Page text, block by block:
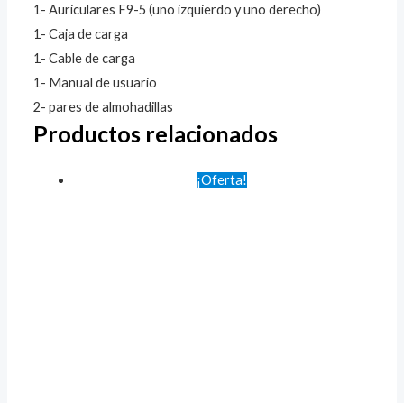
1- Auriculares F9-5 (uno izquierdo y uno derecho)
1- Caja de carga
1- Cable de carga
1- Manual de usuario
2- pares de almohadillas
Productos relacionados
¡Oferta!